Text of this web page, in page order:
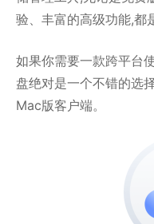
验、丰富的高级功能,都
如果你需要一款跨平台
盘绝对是一个不错的选
Mac版客户端。